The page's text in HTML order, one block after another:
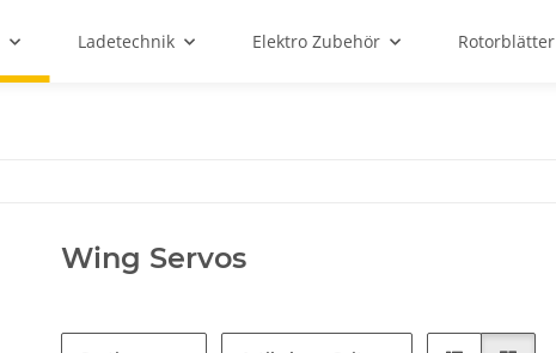
Ladetechnik Elektro Zubehör Rotorblätter
Wing Servos